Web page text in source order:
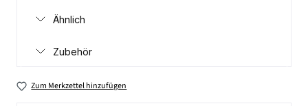
Ähnlich
Zubehör
Zum Merkzettel hinzufügen